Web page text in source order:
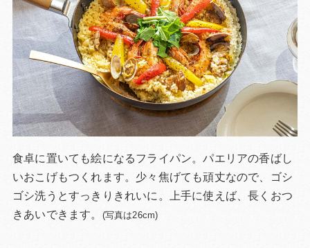
食卓に置いても絵になるフライパン。パエリアの香ばし
いおこげもつくれます。少々焦げても頑丈なので、ゴシ
ゴシ洗うとすっきりきれいに。上手に使えば、長くおつ
きあいできます。 (写真は26cm)